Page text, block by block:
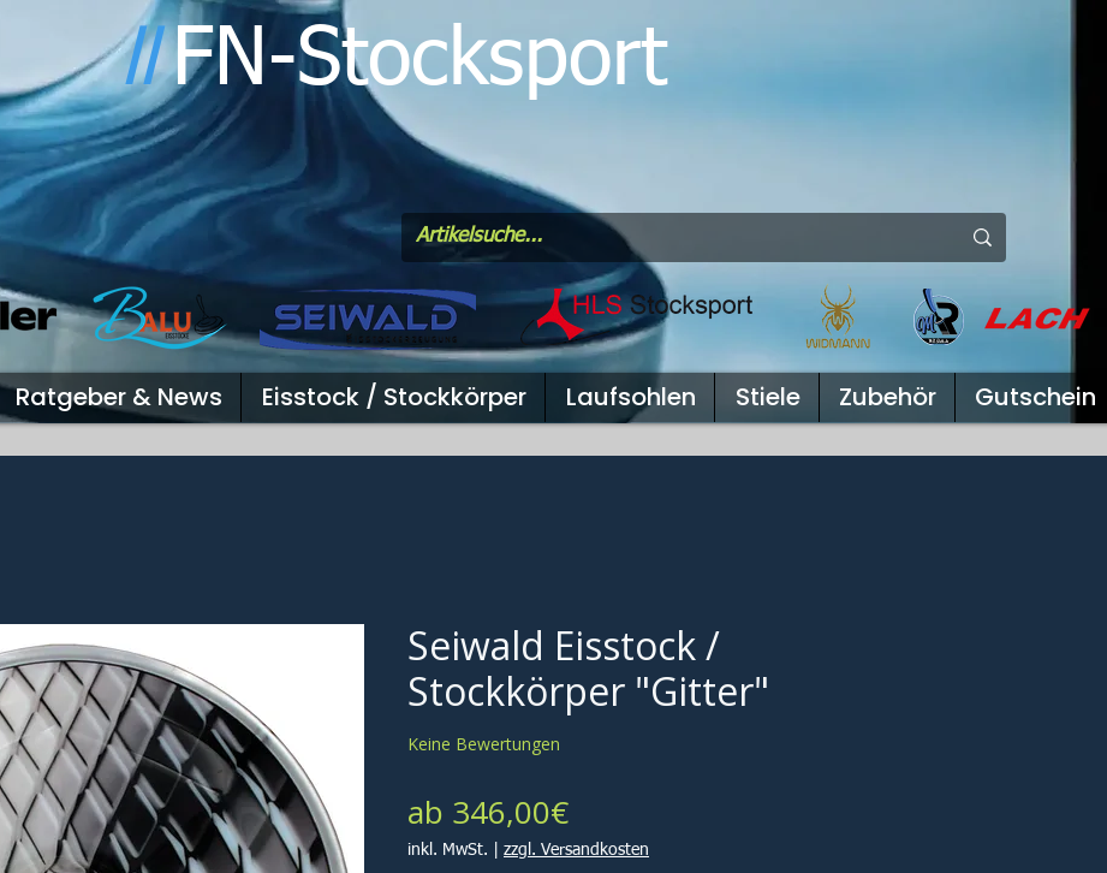
llFN-Stocksport
Ratgeber & News Eisstock / Stockkörper Laufsohlen Stiele Zubehör Gutschein
Seiwald Eisstock /
Stockkörper "Gitter"
Keine Bewertungen
ab 346,00€Sale-
Preis
inkl. MwSt. zzgl. Versandkosten